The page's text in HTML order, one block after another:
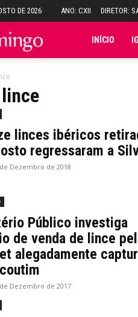
DE 2026 ANO: CXII DIRETOR:
Folha INÍCIO
linces ibéricos
regressaram a
Dezembro de 2018
Público investiga
de venda de lince
alegadamente
Dezembro de 2017